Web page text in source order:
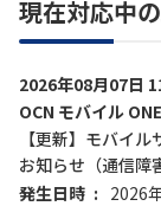
現在対応中
2026年08月07日
OCN モバイル ONE
【更新】モバイ
お知らせ（通信障
発生日時
2026